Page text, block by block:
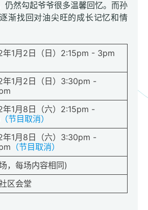
仍然勾起爷爷很多温馨回忆。而孙
渐找回对油尖旺的成长记忆和情
1月2日（日）2:15pm - 3pm
年1月2日（日）3:30pm -
1月8日（六）2:15pm -
（节目取消）
年1月8日（六）3:30pm -
（节目取消）
，每场内容相同)
区会堂